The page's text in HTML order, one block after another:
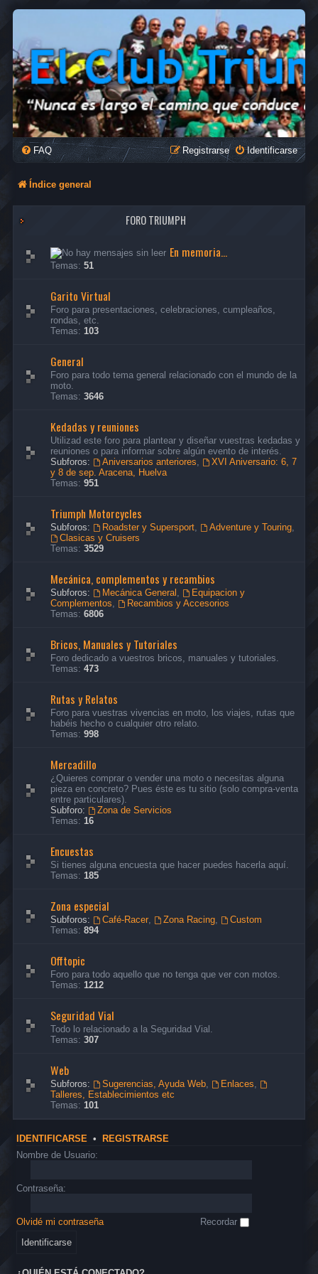
FAQ Identificarse
Registrarse
Índice general
FORO TRIUMPH
En memoria...
Temas: 51
Garito Virtual
Foro para presentaciones, celebraciones, cumpleaños,
rondas, etc.
Temas: 103
General
Foro para todo tema general relacionado con el mundo de la
moto.
Temas: 3646
Kedadas y reuniones
Utilizad este foro para plantear y diseñar vuestras kedadas y
reuniones o para informar sobre algún evento de interés.
Subforos:
Aniversarios anteriores,
XVI Aniversario: 6, 7
y 8 de sep. Aracena, Huelva
Temas: 951
Triumph Motorcycles
Subforos: Roadster y Supersport, Adventure y Touring,
Clasicas y Cruisers
Temas: 3529
Mecánica, complementos y recambios
Subforos: Mecánica General ,
Equipacion y
Complementos,
Recambios y Accesorios
Temas: 6806
Bricos, Manuales y Tutoriales
Foro dedicado a vuestros bricos, manuales y tutoriales.
Temas: 473
Rutas y Relatos
Foro para vuestras vivencias en moto, los viajes, rutas que
habéis hecho o cualquier otro relato.
Temas: 998
Mercadillo
¿Quieres comprar o vender una moto o necesitas alguna
pieza en concreto? Pues éste es tu sitio (solo compra-venta
entre particulares).
Subforo:
Zona de Servicios
Temas: 16
Encuestas
Si tienes alguna encuesta que hacer puedes hacerla aquí.
Temas: 185
Zona especial
Subforos: Café-Racer, Zona Racing,
Custom
Temas: 894
Offtopic
Foro para todo aquello que no tenga que ver con motos.
Temas: 1212
Seguridad Vial
Todo lo relacionado a la Seguridad Vial.
Temas: 307
Web
Subforos: Sugerencias, Ayuda Web, Enlaces,
Talleres, Establecimientos etc
Temas: 101
IDENTIFICARSE • REGISTRARSE
Nombre de Usuario:
Contraseña:
Olvidé mi contraseña Recordar